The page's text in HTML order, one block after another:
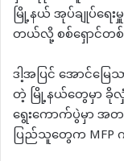
မြို့နယ် အုပ်ချုပ်ရေ
တယ်လို့ စစ်ရှောင်တစ်
ဒါ့အပြင် အောင်မြေ
တဲ့ မြို့နယ်တွေမှာ ခို
ရွေးကောက်ပွဲမှာ အ
ပြည်သူတွေက MFP